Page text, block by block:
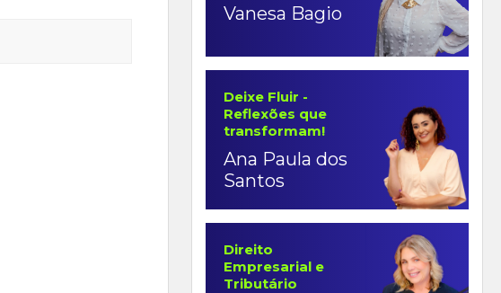
Vanesa Bagio
Deixe Fluir -
Reflexões que
transformam!
Ana Paula dos
Santos
Direito
Empresarial e
Tributário